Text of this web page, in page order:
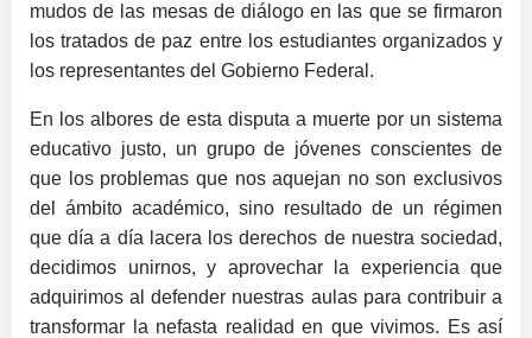
mudos de las mesas de diálogo en las que se firmaron
los tratados de paz entre los estudiantes organizados y
los representantes del Gobierno Federal.
En los albores de esta disputa a muerte por un sistema
educativo justo, un grupo de jóvenes conscientes de
que los problemas que nos aquejan no son exclusivos
del ámbito académico, sino resultado de un régimen
que día a día lacera los derechos de nuestra sociedad,
decidimos unirnos, y aprovechar la experiencia que
adquirimos al defender nuestras aulas para contribuir a
transformar la nefasta realidad en que vivimos. Es así